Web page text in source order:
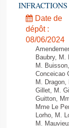
Date de
dépôt :
08/06/2024
Baubry,
M.
Conceicao
M.
Gillet, M.
Guitton,
Mme Le
Lorho, M.
M.